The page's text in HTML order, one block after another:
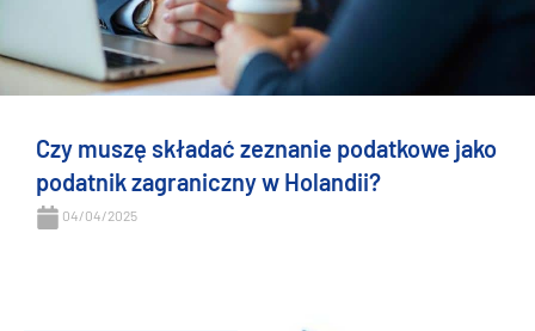
Czy muszę składać zeznanie podatkowe jako
podatnik zagraniczny w Holandii?
04/04/2025